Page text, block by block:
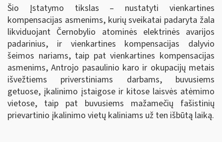
Šio Įstatymo tikslas – nustatyti vienkartines
kompensacijas asmenims, kurių sveikatai padaryta žala
likviduojant Černobylio atominės elektrinės avarijos
padarinius, ir vienkartines kompensacijas dalyvio
šeimos nariams, taip pat vienkartines kompensacijas
asmenims, Antrojo pasaulinio karo ir okupacijų metais
išvežtiems priverstiniams darbams, buvusiems
getuose, įkalinimo įstaigose ir kitose laisvės atėmimo
vietose, taip pat buvusiems mažamečių fašistinių
prievartinio įkalinimo vietų kaliniams už ten išbūtą laiką.